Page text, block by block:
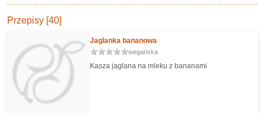
Przepisy [40]
Jaglanka bananowa
wegańska
Kasza jaglana na mleku z bananami